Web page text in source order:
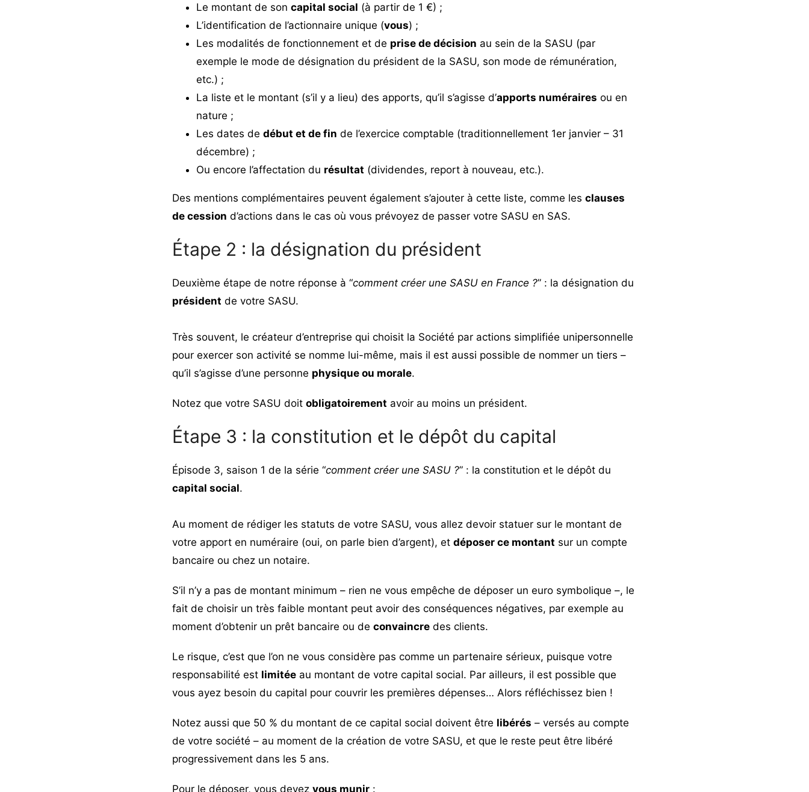
Le montant de son capital social (à partir de 1 €) ;
L’identification de l’actionnaire unique (vous) ;
Les modalités de fonctionnement et de prise de décision au sein de la SASU (par
exemple le mode de désignation du président de la SASU, son mode de rémunération,
etc.) ;
La liste et le montant (s’il y a lieu) des apports, qu’il s’agisse d’apports numéraires ou en
nature ;
Les dates de début et de fin de l’exercice comptable (traditionnellement 1er janvier – 31
décembre) ;
Ou encore l’affectation du résultat (dividendes, report à nouveau, etc.).
Des mentions complémentaires peuvent également s’ajouter à cette liste, comme les clauses
de cession d’actions dans le cas où vous prévoyez de passer votre SASU en SAS.
Étape 2 : la désignation du président
Deuxième étape de notre réponse à “comment créer une SASU en France ?” : la désignation du
président de votre SASU.
Très souvent, le créateur d’entreprise qui choisit la Société par actions simplifiée unipersonnelle
pour exercer son activité se nomme lui-même, mais il est aussi possible de nommer un tiers –
qu’il s’agisse d’une personne physique ou morale.
Notez que votre SASU doit obligatoirement avoir au moins un président.
Étape 3 : la constitution et le dépôt du capital
Épisode 3, saison 1 de la série “comment créer une SASU ?” : la constitution et le dépôt du
capital social.
Au moment de rédiger les statuts de votre SASU, vous allez devoir statuer sur le montant de
votre apport en numéraire (oui, on parle bien d’argent), et déposer ce montant sur un compte
bancaire ou chez un notaire.
S’il n’y a pas de montant minimum – rien ne vous empêche de déposer un euro symbolique –, le
fait de choisir un très faible montant peut avoir des conséquences négatives, par exemple au
moment d’obtenir un prêt bancaire ou de convaincredes clients.
Le risque, c’est que l’on ne vous considère pas comme un partenaire sérieux, puisque votre
responsabilité est limitéeau montant de votre capital social. Par ailleurs, il est possible que
vous ayez besoin du capital pour couvrir les premières dépenses… Alors réfléchissez bien !
Notez aussi que 50 % du montant de ce capital social doivent être libérés – versés au compte
de votre société – au moment de la création de votre SASU, et que le reste peut être libéré
progressivement dans les 5 ans.
Pour le déposer, vous devez vous munir: